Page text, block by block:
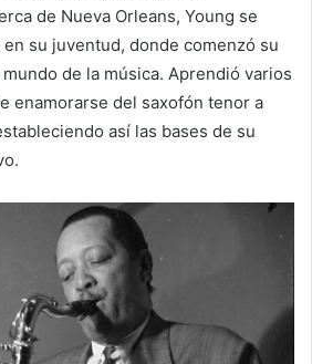
de Nueva Orleans, Young se
su juventud, donde comenzó su
de la música. Aprendió varios
enamorarse del saxofón tenor a
así las bases de su